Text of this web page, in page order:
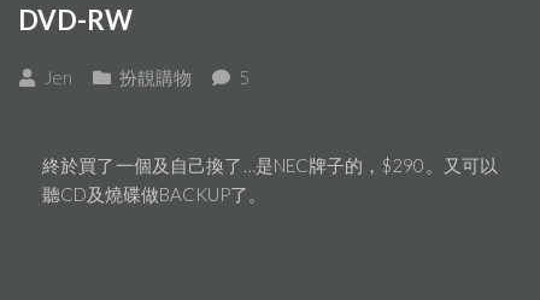
DVD-RW
Jen 扮靚購物 5
終於買了一個及自己換了…是NEC牌子的，$290。又可以
聽CD及燒碟做BACKUP了。